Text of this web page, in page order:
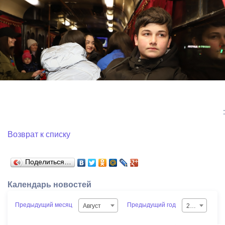
:
Возврат к списку
Поделиться…
Календарь новостей
Предыдущий месяц Август Предыдущий год 2026